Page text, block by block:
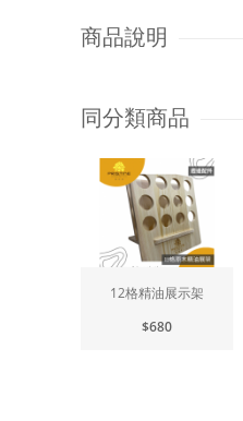
商品說明
同分類商品
12格精油展示架
$680